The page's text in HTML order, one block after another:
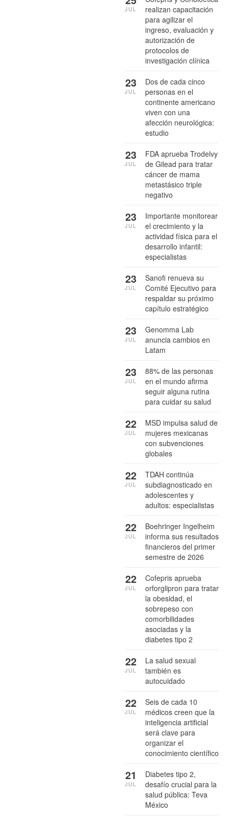
realizan capacitación
para agilizar el
ingreso, evaluación y
autorización de
protocolos de
investigación clínica
JUL
Dos de cada cinco
personas en el
continente americano
viven con una
afección neurológica:
estudio
23
JUL
FDA aprueba Trodelvy
de Gilead para tratar
cáncer de mama
metastásico triple
negativo
23
JUL
Importante monitorear
el crecimiento y la
actividad física para el
desarrollo infantil:
especialistas
23
JUL
Sanofi renueva su
Comité Ejecutivo para
respaldar su próximo
capítulo estratégico
23
JUL
Genomma Lab
anuncia cambios en
Latam
23
JUL
88% de las personas
en el mundo afirma
seguir alguna rutina
para cuidar su salud
23
JUL
MSD impulsa salud de
mujeres mexicanas
con subvenciones
globales
22
JUL
TDAH continúa
subdiagnosticado en
adolescentes y
adultos: especialistas
22
JUL
Boehringer Ingelheim
informa sus resultados
financieros del primer
semestre de 2026
22
JUL
Cofepris aprueba
orforglipron para tratar
la obesidad, el
sobrepeso con
comorbilidades
asociadas y la
diabetes tipo 2
22
JUL
La salud sexual
también es
autocuidado
22
JUL
Seis de cada 10
médicos creen que la
inteligencia artificial
será clave para
organizar el
conocimiento científico
22
JUL
Diabetes tipo 2,
desafío crucial para la
salud pública: Teva
México
21
JUL